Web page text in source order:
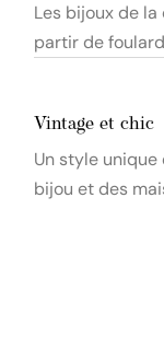
Les bijoux de
partir de
Vintage et chic
Un style
bijou et des